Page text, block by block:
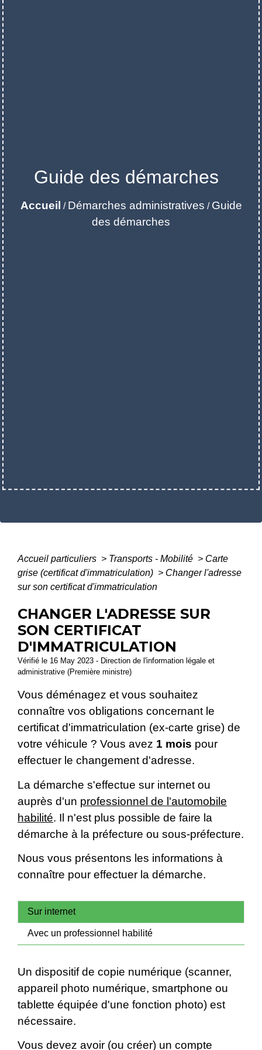
Guide des démarches
Accueil / Démarches administratives / Guide
des démarches
Accueil particuliers > Transports - Mobilité > Carte
grise (certificat d'immatriculation) > Changer l'adresse
sur son certificat d'immatriculation
CHANGER L'ADRESSE SUR
SON CERTIFICAT
D'IMMATRICULATION
Vérifié le 16 May 2023 - Direction de l'information légale et
administrative (Première ministre)
Vous déménagez et vous souhaitez
connaître vos obligations concernant le
certificat d'immatriculation (ex-carte grise) de
votre véhicule ? Vous avez 1 mois pour
effectuer le changement d'adresse.
La démarche s'effectue sur internet ou
auprès d'un professionnel de l'automobile
habilité. Il n'est plus possible de faire la
démarche à la préfecture ou sous-préfecture.
Nous vous présentons les informations à
connaître pour effectuer la démarche.
Sur internet
Avec un professionnel habilité
Un dispositif de copie numérique (scanner,
appareil photo numérique, smartphone ou
tablette équipée d'une fonction photo) est
nécessaire.
Vous devez avoir (ou créer) un compte